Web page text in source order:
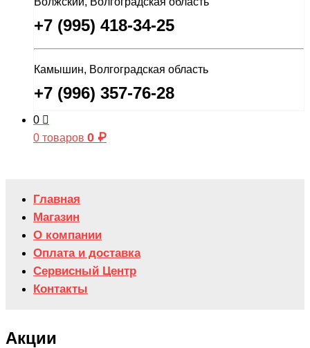
+7 (995) 418-34-25
Камышин, Волгоградская область
+7 (996) 357-76-28
0
0 товаров 0 ₽
Главная
Магазин
О компании
Оплата и доставка
Сервисный Центр
Контакты
Акции